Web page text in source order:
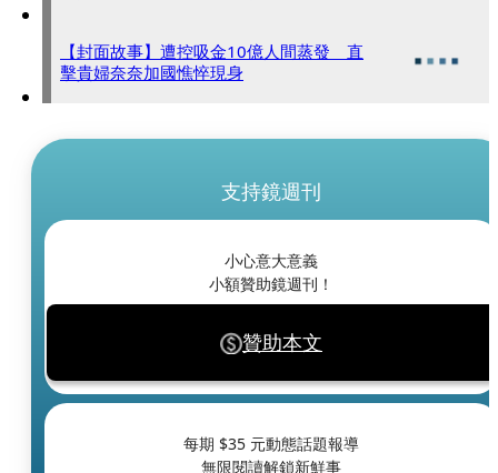
【封面故事】遭控吸金10億人間蒸發 直
擊貴婦奈奈加國憔悴現身
支持鏡週刊
小心意大意義
小額贊助鏡週刊！
贊助本文
每期 $35 元動態話題報導
無限閱讀解鎖新鮮事